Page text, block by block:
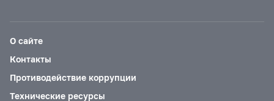
О сайте
Контакты
Противодействие коррупции
Технические ресурсы